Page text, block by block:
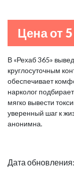
Цена от
В «Рехаб 365»
круглосуточным
обеспечивает
нарколог
мягко вывести
уверенный шаг к
анонимна.
Дата